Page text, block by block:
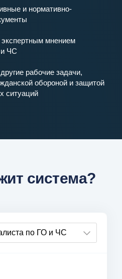
и нормативно-
мнением
и ЧС
рабочие задачи,
обороной и защитой
ситуаций
система?